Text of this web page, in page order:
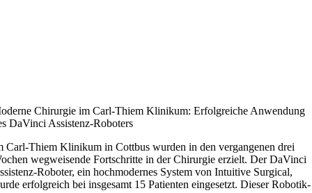
Chirurgie im Carl-Thiem Klinikum: Erfolgreiche Anwendung
DaVinci Assistenz-Roboters
Carl-Thiem Klinikum in Cottbus wurden in den vergangenen drei
wegweisende Fortschritte in der Chirurgie erzielt. Der DaVinci
Roboter, ein hochmodernes System von Intuitive Surgical,
erfolgreich bei insgesamt 15 Patienten eingesetzt. Dieser Robotik-